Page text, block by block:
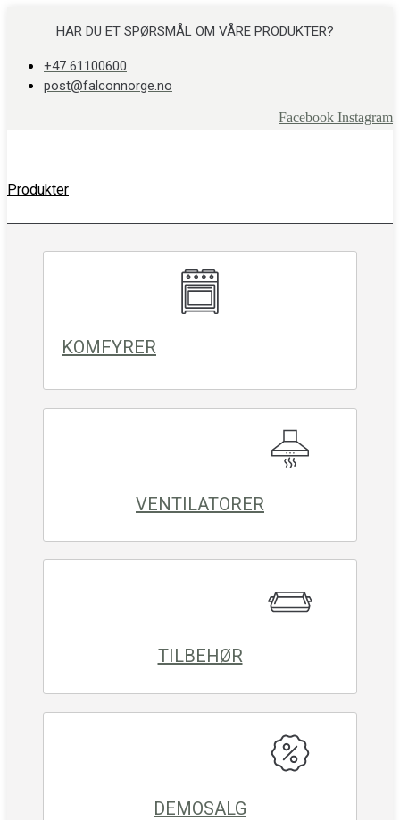
HAR DU ET SPØRSMÅL OM VÅRE PRODUKTER?
+47 61100600
post@falconnorge.no
Facebook Instagram
Produkter
KOMFYRER
VENTILATORER
TILBEHØR
DEMOSALG